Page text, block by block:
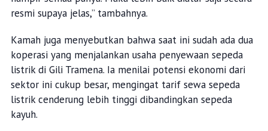
resmi supaya jelas,” tambahnya.
Kamah juga menyebutkan bahwa saat ini sudah ada dua
koperasi yang menjalankan usaha penyewaan sepeda
listrik di Gili Tramena. Ia menilai potensi ekonomi dari
sektor ini cukup besar, mengingat tarif sewa sepeda
listrik cenderung lebih tinggi dibandingkan sepeda
kayuh.